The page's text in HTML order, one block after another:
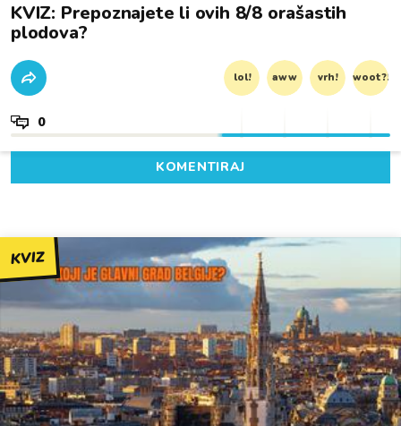
KVIZ: Prepoznajete li ovih 8/8 orašastih
plodova?
lol! aww vrh! woot?!
0
KOMENTIRAJ
KVIZ